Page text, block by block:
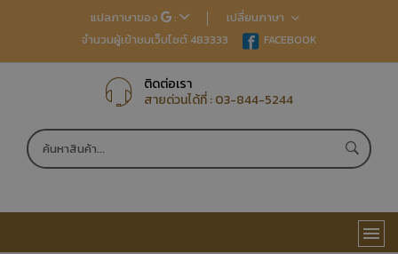
แปลภาษาของ :
TH EN
CN
เปลี่ยนภาษา
จำนวนผู้เข้าชมเว็บไซต์ 483333
FACEBOOK
ติดต่อเรา
สายด่วนได้ที่ :03-844-5244